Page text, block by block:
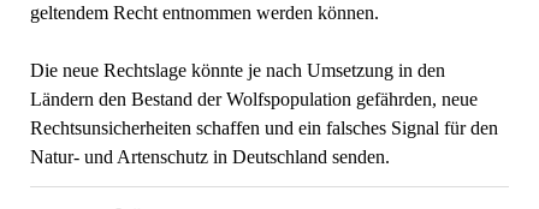
geltendem Recht entnommen werden können.
Die neue Rechtslage könnte je nach Umsetzung in den
Ländern den Bestand der Wolfspopulation gefährden, neue
Rechtsunsicherheiten schaffen und ein falsches Signal für den
Natur- und Artenschutz in Deutschland senden.